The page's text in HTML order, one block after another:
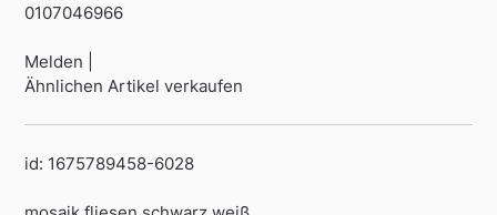
0107046966
Melden |
Ähnlichen Artikel verkaufen
id: 1675789458-6028